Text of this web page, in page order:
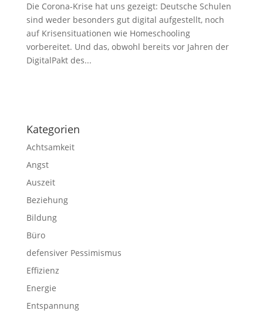
Die Corona-Krise hat uns gezeigt: Deutsche Schulen
sind weder besonders gut digital aufgestellt, noch
auf Krisensituationen wie Homeschooling
vorbereitet. Und das, obwohl bereits vor Jahren der
DigitalPakt des...
Kategorien
Achtsamkeit
Angst
Auszeit
Beziehung
Bildung
Büro
defensiver Pessimismus
Effizienz
Energie
Entspannung